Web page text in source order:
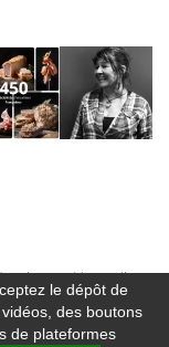
Liens utiles
le dépôt de
des boutons
de plateformes